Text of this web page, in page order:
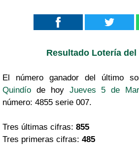
Resultado Lotería
El número ganador del último
Quindío de hoy Jueves 5 de
número: 4855 serie 007.
Tres últimas cifras: 855
Tres primeras cifras: 485